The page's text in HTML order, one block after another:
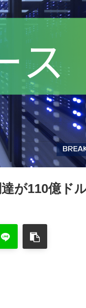
が110億ド